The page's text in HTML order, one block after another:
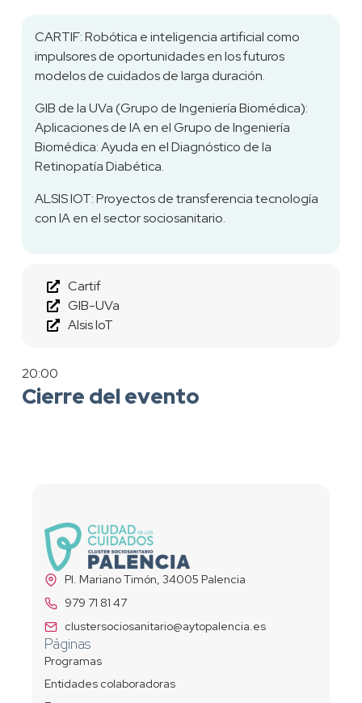
CARTIF: Robótica e inteligencia artificial como
impulsores de oportunidades en los futuros
modelos de cuidados de larga duración.
GIB de la UVa (Grupo de Ingeniería Biomédica):
Aplicaciones de IA en el Grupo de Ingeniería
Biomédica: Ayuda en el Diagnóstico de la
Retinopatía Diabética.
ALSIS IOT: Proyectos de transferencia tecnología
con IA en el sector sociosanitario.
Cartif
GIB-UVa
Alsis IoT
20:00
Cierre del evento
Pl. Mariano Timón, 34005 Palencia
979 71 81 47
clustersociosanitario@aytopalencia.es
Páginas
Programas
Entidades colaboradoras